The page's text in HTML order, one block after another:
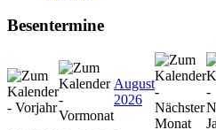
Besentermine
August
2026